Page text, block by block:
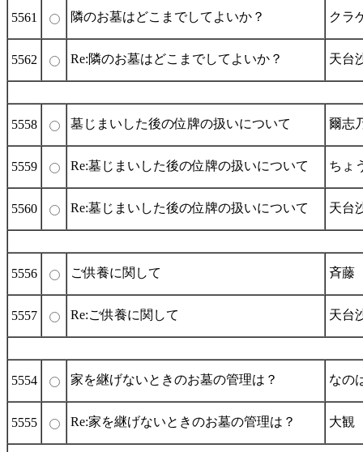
5561 隣のお墓はどこまでしてよいか？ クラ
5562 Re:隣のお墓はどこまでしてよいか？ 天台
5558 墓じまいした後の位牌の扱いについて 爾志
5559 Re:墓じまいした後の位牌の扱いについて ちょ
5560 Re:墓じまいした後の位牌の扱いについて 天台
5556 ご供養に関して 斉藤
5557 Re:ご供養に関して 天台
5554 家を継げないときのお墓の管理は？ なの
5555 Re:家を継げないときのお墓の管理は？ 大観